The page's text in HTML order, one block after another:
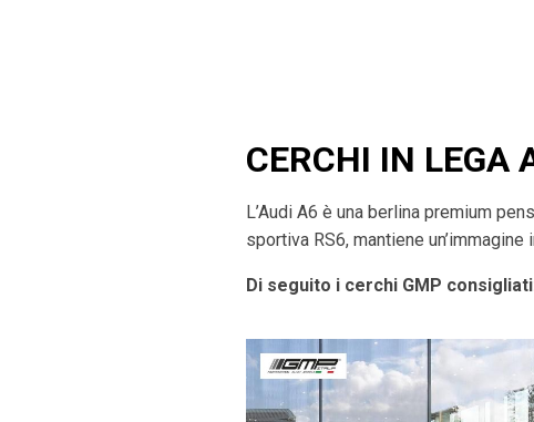
CERCHI IN LEGA
L’Audi A6 è una berlina premium
sportiva RS6, mantiene
Di seguito i cerchi GMP